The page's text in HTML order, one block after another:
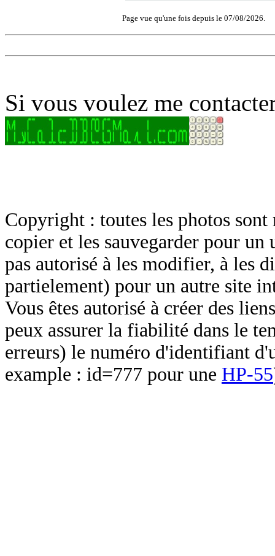
Page vue qu'une fois depuis le 07/08/2026.
Si vous voulez me
Copyright : toutes les photos sont
copier et les sauvegarder pour un
pas autorisé à les modifier, à les
partielement) pour un autre site
Vous êtes autorisé à créer des
peux assurer la fiabilité dans le
erreurs) le numéro d'identifiant
example : id=777 pour une HP-55